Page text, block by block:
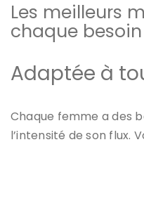
Les meilleurs
chaque
Adaptée à
Chaque femme a des
l’intensité de son flux.